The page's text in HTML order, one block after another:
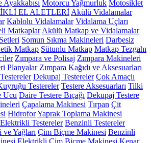
Motorcu Yağmurluk Motosiklet
EL ALETLERİ Akülü Vidalamalar
Kablolu Vidalamalar Vidalama Uçları
Matkaplar Akülü Matkap ve Vidalamalar
Somun Sıkma Makineleri Darbesiz
Matkap Sütunlu Matkap Matkap Tezgahı
Zımpara ve Polisaj Zımpara Makineleri
Planyalar Zımpara Kağıdı ve Aksesuarları
Dekupaj Testereler Çok Amaçlı
Testereler Testere Aksesuarları Tilki
Ucu Daire Testere Bıçağı Dekupaj Testere
Çapalama Makinesi Tırpan Çit
HidroforYaprak Toplama Makinesi
Elektrikli Testereler Benzinli Testereler
Yağları Çim Biçme Makinesi Benzinli
Elektrikli Çim Biçme Makinesi Kenar